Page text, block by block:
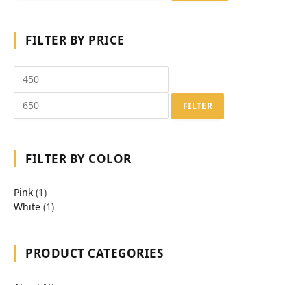
FILTER BY PRICE
FILTER
FILTER BY COLOR
Pink (1)
White (1)
PRODUCT CATEGORIES